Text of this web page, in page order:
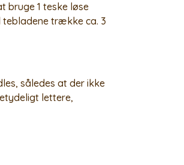
bruge 1 teske løse
tebladene trække ca. 3
således at der ikke
lettere,